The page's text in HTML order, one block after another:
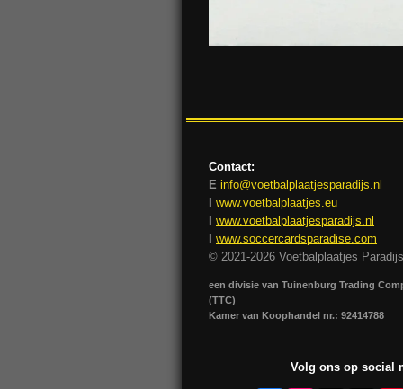
Contact:
E info@voetbalplaatjesparadijs.nl
I www.voetbalplaatjes.eu
I www.voetbalplaatjesparadijs.nl
I www.soccercardsparadise.com
© 2021-2026 Voetbalplaatjes Paradijs
een divisie van Tuinenburg Trading
(TTC)
Kamer van Koophandel nr.: 92414788
Volg ons op social